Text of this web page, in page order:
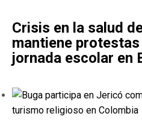
Crisis en la salud
mantiene
jornada escolar en